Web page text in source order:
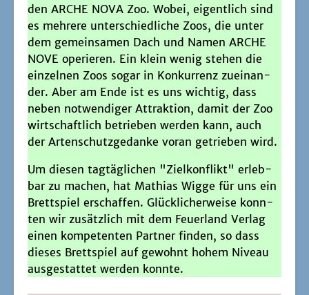
den ARCHE NOVA Zoo. Wobei, eigent­lich sind
es meh­re­re unter­schied­li­che Zoos, die unter
dem gemein­sa­men Dach und Namen ARCHE
NOVE ope­rie­ren. Ein klein wenig ste­hen die
ein­zel­nen Zoos sogar in Kon­kur­renz zuein­an­
der. Aber am Ende ist es uns wich­tig, dass
neben not­wen­di­ger Attrak­ti­on, damit der Zoo
wirt­schaft­lich betrie­ben wer­den kann, auch
der Arten­schutz­ge­dan­ke vor­an getrie­ben wird.
Um die­sen tag­täg­li­chen "Ziel­kon­flikt" erleb­
bar zu machen, hat Mathi­as Wig­ge für uns ein
Brett­spiel erschaf­fen. Glück­li­cher­wei­se konn­
ten wir zusätz­lich mit dem Feu­er­land Ver­lag
einen kom­pe­ten­ten Part­ner fin­den, so dass
die­ses Brett­spiel auf gewohnt hohem Niveau
aus­ge­stat­tet wer­den konnte.